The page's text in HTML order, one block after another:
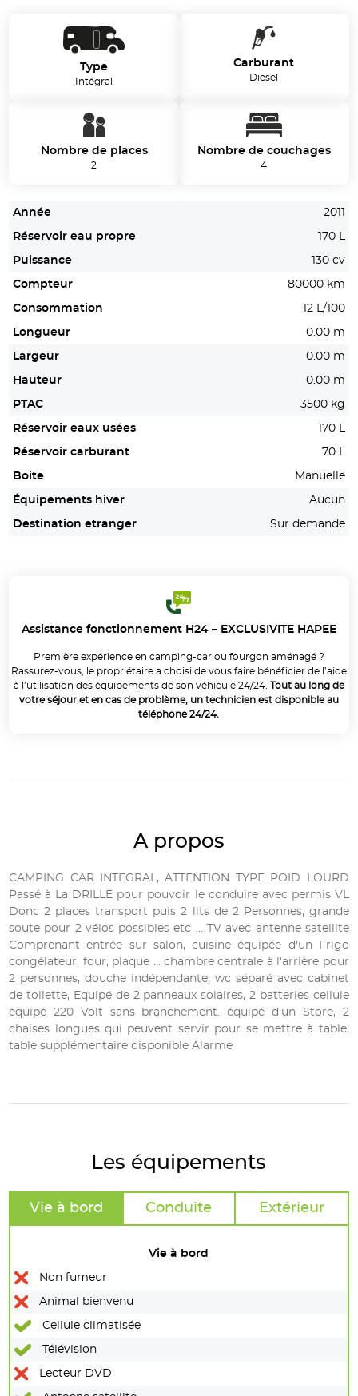
Type
Intégral
Carburant
Diesel
Nombre de places
2
Nombre de couchages
4
Année 2011
Réservoir eau propre 170 L
Puissance 130 cv
Compteur 80000 km
Consommation 12 L/100
Longueur 0.00 m
Largeur 0.00 m
Hauteur 0.00 m
PTAC 3500 kg
Réservoir eaux usées 170 L
Réservoir carburant 70 L
Boite Manuelle
Équipements hiver Aucun
Destination etranger Sur demande
Assistance fonctionnement H24 – EXCLUSIVITE HAPEE
Première expérience en camping-car ou fourgon aménagé ?
Rassurez-vous, le propriétaire a choisi de vous faire bénéficier de l’aide
à l’utilisation des équipements de son véhicule 24/24. Tout au long de
votre séjour et en cas de problème, un technicien est disponible au
téléphone 24/24.
A propos
CAMPING CAR INTEGRAL, ATTENTION TYPE POID LOURD
Passé à La DRILLE pour pouvoir le conduire avec permis VL
Donc 2 places transport puis 2 lits de 2 Personnes, grande
soute pour 2 vélos possibles etc ... TV avec antenne satellite
Comprenant entrée sur salon, cuisine équipée d'un Frigo
congélateur, four, plaque ... chambre centrale à l'arrière pour
2 personnes, douche indépendante, wc séparé avec cabinet
de toilette, Equipé de 2 panneaux solaires, 2 batteries cellule
équipé 220 Volt sans branchement. équipé d'un Store, 2
chaises longues qui peuvent servir pour se mettre à table,
table supplémentaire disponible Alarme
Les équipements
Vie à bord Conduite Extérieur
Vie à bord
Non fumeur
Animal bienvenu
Cellule climatisée
Télévision
Lecteur DVD